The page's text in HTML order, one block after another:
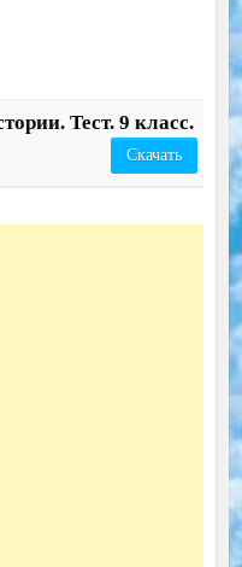
Тест. 9 класс.
Скачать